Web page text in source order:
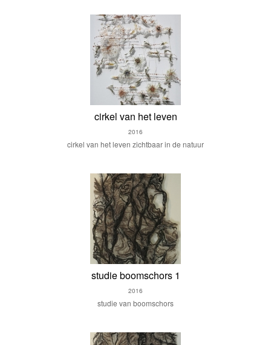
cirkel van het leven
2016
cirkel van het leven zichtbaar in de natuur
studie boomschors 1
2016
studie van boomschors